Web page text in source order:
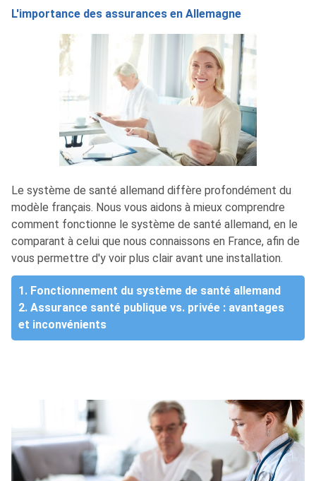
L'importance des assurances en Allemagne
Le système de santé allemand diffère profondément du
modèle français. Nous vous aidons à mieux comprendre
comment fonctionne le système de santé allemand, en le
comparant à celui que nous connaissons en France, afin de
vous permettre d'y voir plus clair avant une installation.
1. Fonctionnement du système de santé allemand
2. Assurance santé publique vs. privée : avantages
et inconvénients